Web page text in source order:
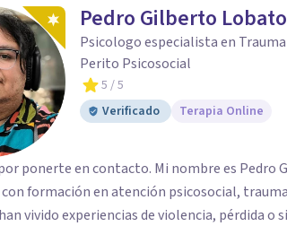
Pedro Gilberto
Psicologo especialista en
Perito Psicosocial
5 / 5
Verificado
Terapia Online
ponerte en contacto. Mi nombre es Pedro
formación en atención psicosocial,
vivido experiencias de violencia, pérdida o